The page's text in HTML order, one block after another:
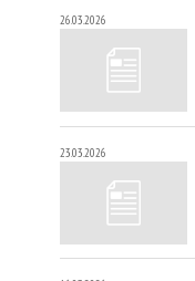
26.03.2026
23.03.2026